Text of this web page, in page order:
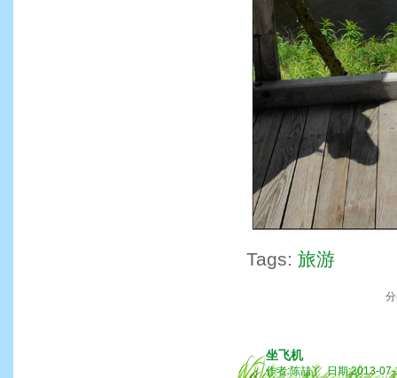
Tags: 旅游
坐飞机
作者:陈喆丫 日期:2013-